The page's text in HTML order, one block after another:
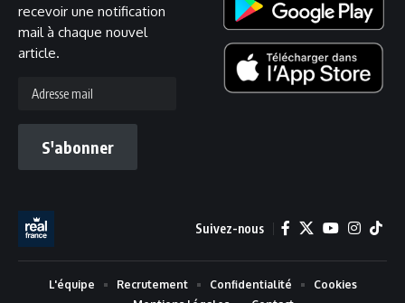
recevoir une notification
mail à chaque nouvel
article.
mail
S'abonner
Suivez-nous
L'équipe Recrutement Confidentialité
Cookies